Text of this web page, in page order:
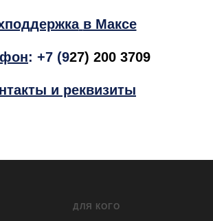
в Максе
: +7 (927) 200 3709
и реквизиты
ДЛЯ КОГО